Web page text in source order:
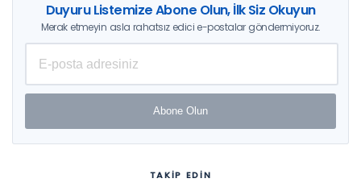
Duyuru Listemize Abone Olun, İlk Siz Okuyun
Merak etmeyin asla rahatsız edici e-postalar göndermiyoruz.
Abone Olun
TAKİP EDİN